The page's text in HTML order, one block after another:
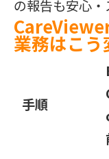
の報告も安心・
業務はこう
手順